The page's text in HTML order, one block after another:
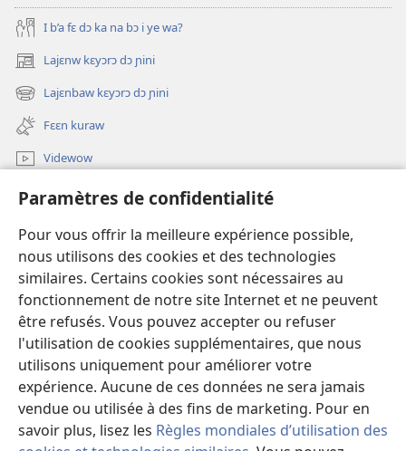
Paramètres de confidentialité
Pour vous offrir la meilleure expérience possible,
nous utilisons des cookies et des technologies
similaires. Certains cookies sont nécessaires au
fonctionnement de notre site Internet et ne peuvent
être refusés. Vous pouvez accepter ou refuser
l'utilisation de cookies supplémentaires, que nous
utilisons uniquement pour améliorer votre
expérience. Aucune de ces données ne sera jamais
vendue ou utilisée à des fins de marketing. Pour en
savoir plus, lisez les Règles mondiales d’utilisation des
I b’a fɛ dɔ ka na bɔ i ye wa?
Lajɛnw kɛyɔrɔ dɔ ɲini
(ouvre
une
nouvelle
fenêtre)
Lajɛnbaw kɛyɔrɔ dɔ ɲini
(ouvre
une
nouvelle
fenêtre)
Fɛɛn kuraw
Videwow
(ouvre
une
fenêtre)
Watchtower ka BIBLOTƐKI ƐNTƐRƐNƐTI KAN™
(ouvre
une
nouvelle
fenêtre)
JW Hub
(ouvre
une
nouvelleJW Library App